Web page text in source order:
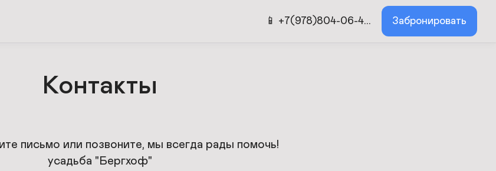
📱 +7(978)804-06-4... Забронировать
Контакты
письмо или позвоните, мы всегда рады помочь!
усадьба "Бергхоф"